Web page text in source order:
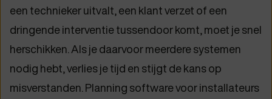
een technieker uitvalt, een klant verzet of een
dringende interventie tussendoor komt, moet je snel
herschikken. Als je daarvoor meerdere systemen
nodig hebt, verlies je tijd en stijgt de kans op
misverstanden. Planning software voor installateurs